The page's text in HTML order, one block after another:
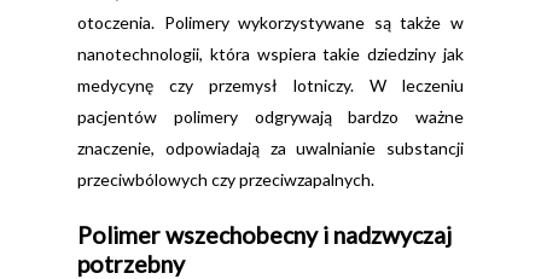
otoczenia. Polimery wykorzystywane są także w
nanotechnologii, która wspiera takie dziedziny jak
medycynę czy przemysł lotniczy. W leczeniu
pacjentów polimery odgrywają bardzo ważne
znaczenie, odpowiadają za uwalnianie substancji
przeciwbólowych czy przeciwzapalnych.
Polimer wszechobecny i nadzwyczaj
potrzebny